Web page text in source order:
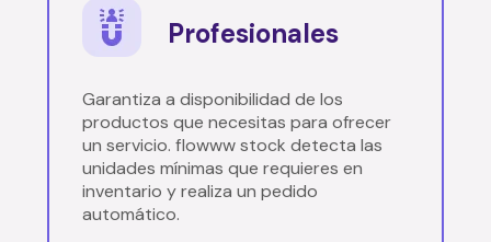
Profesionales
Garantiza a disponibilidad de los
productos que necesitas para ofrecer
un servicio. flowww stock detecta las
unidades mínimas que requieres en
inventario y realiza un pedido
automático.